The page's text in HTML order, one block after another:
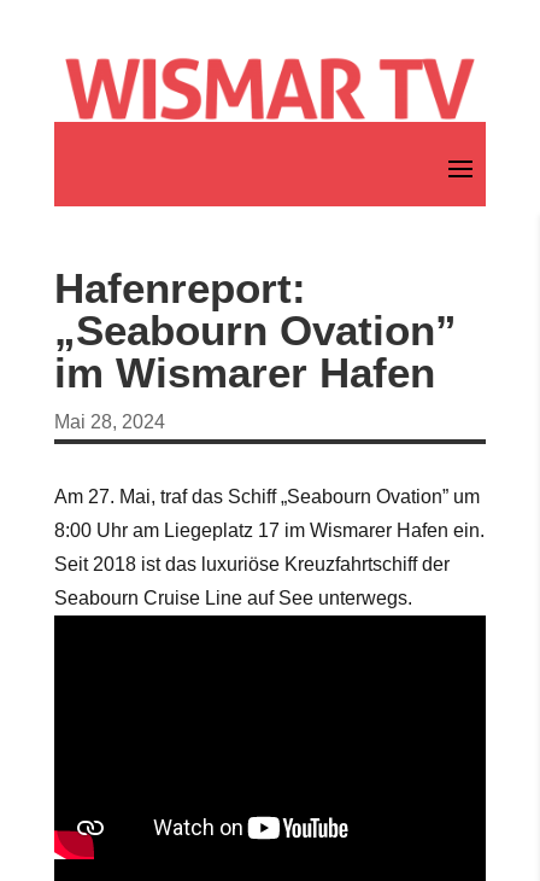
Hafenreport:
„Seabourn Ovation”
im Wismarer Hafen
Mai 28, 2024
Am 27. Mai, traf das Schiff „Seabourn Ovation” um
8:00 Uhr am Liegeplatz 17 im Wismarer Hafen ein.
Seit 2018 ist das luxuriöse Kreuzfahrtschiff der
Seabourn Cruise Line auf See unterwegs.